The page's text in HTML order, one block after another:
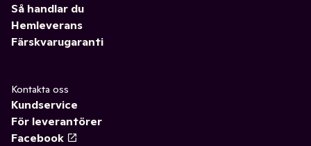
Så handlar du
Hemleverans
Färskvarugaranti
Kontakta oss
Kundservice
För leverantörer
Facebook